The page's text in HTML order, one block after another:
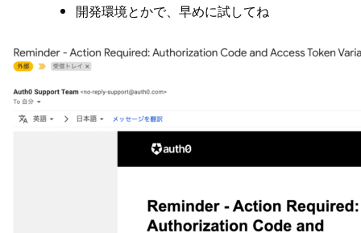
開発環境とかで、早めに試してね